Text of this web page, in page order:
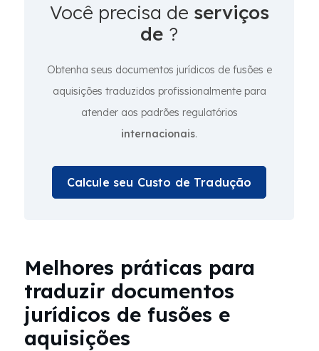
Você precisa de serviços
de ?
Obtenha seus documentos jurídicos de fusões e
aquisições traduzidos profissionalmente para
atender aos padrões regulatórios
internacionais.
Calcule seu Custo de Tradução
Melhores práticas para
traduzir documentos
jurídicos de fusões e
aquisições